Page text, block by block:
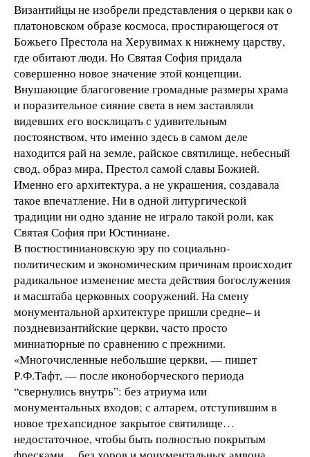
Византийцы не изобрели представления о церкви как о
платоновском образе космоса, простирающегося от
Божьего Престола на Херувимах к нижнему царству,
где обитают люди. Но Святая София придала
совершенно новое значение этой концепции.
Внушающие благоговение громадные размеры храма
и поразительное сияние света в нем заставляли
видевших его восклицать с удивительным
постоянством, что именно здесь в самом деле
находится рай на земле, райское святилище, небесный
свод, образ мира, Престол самой славы Божией.
Именно его архитектура, а не украшения, создавала
такое впечатление. Ни в одной литургической
традиции ни одно здание не играло такой роли, как
Святая София при Юстиниане.
В постюстиниановскую эру по социально-
политическим и экономическим причинам происходит
радикальное изменение места действия богослужения
и масштаба церковных сооружений. На смену
монументальной архитектуре пришли средне– и
поздневизантийские церкви, часто просто
миниатюрные по сравнению с прежними.
«Многочисленные небольшие церкви, — пишет
Р.Ф.Тафт, — после иконоборческого периода
“свернулись внутрь”: без атриума или
монументальных входов; с алтарем, отступившим в
новое трехапсидное закрытое святилище…
недостаточное, чтобы быть полностью покрытым